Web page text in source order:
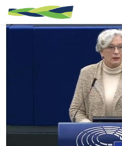
Skip to main content